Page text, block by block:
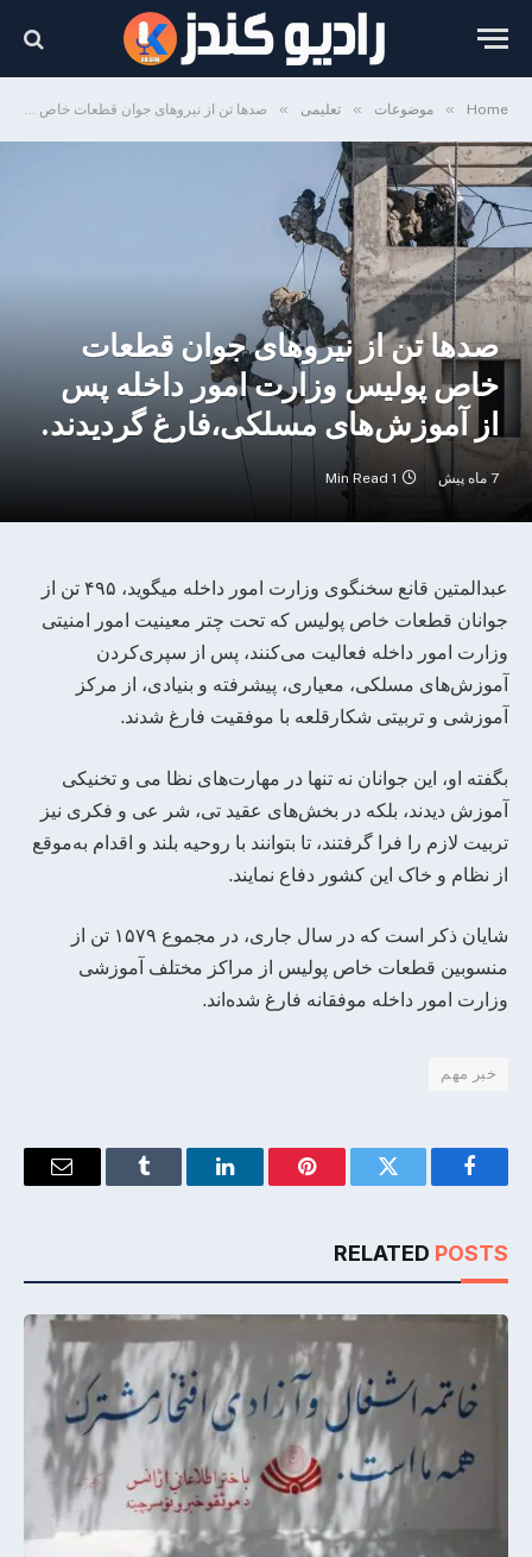
Home
» موضوعات » تعلیمی » صدها تن از نیروهای جوان قطعات خاص پو‌‌لیس وزارت امور د‌اخله پس از آموزش‌های مسلکی،فارغ گردیدند.
صدها تن از نیروهای جوان قطعات
خاص پو‌‌لیس وزارت امور د‌اخله پس
از آموزش‌های مسلکی،فارغ گردیدند.
7 ماه پیش 1 Min Read
عبدالمتین قانع سخنگوی وزارت امور داخله میگوید، ۴۹۵ تن از
جوانان قطعا‌ت ‌خاص پولیس که تحت چتر معینیت امور ‌امنیتی
وزارت امور‌ داخله فعالیت می‌کنند، پس از سپری‌کردن
آموزش‌های مسلکی، معیاری، پیشرفته و بنیادی، از مرکز
آموزشی و تربیتی شکار‌‌قلعه با موفقیت فارغ شدند.
بگفته او، این جوانان نه‌ تنها در مهارت‌های نظا ‌‌می و تخنیکی
آموزش دیدند، بلکه در بخش‌های عقید ‌‌‌تی، شر ‌‌‌عی و فکر‌ی نیز
تربیت لازم را فرا گرفتند، تا بتوانند با روحیه بلند و اقدام به‌موقع
از نظا‌‌‌م و خاک این کشور دفاع نمایند.
شایان ذکر است که در سال جاری، در مجموع ۱۵۷۹ تن از
منسوبین قطعات خاص پولیس از مراکز مختلف آموزشی
وزارت امور داخله موفقانه فارغ شده‌اند.
خبر مهم
Facebook
Twitter
Pinterest
LinkedIn
Tumblr
Email
RELATED POSTS